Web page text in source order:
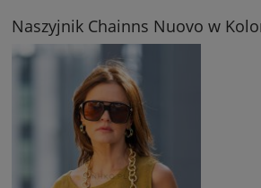
Naszyjnik Chainns Nuovo w